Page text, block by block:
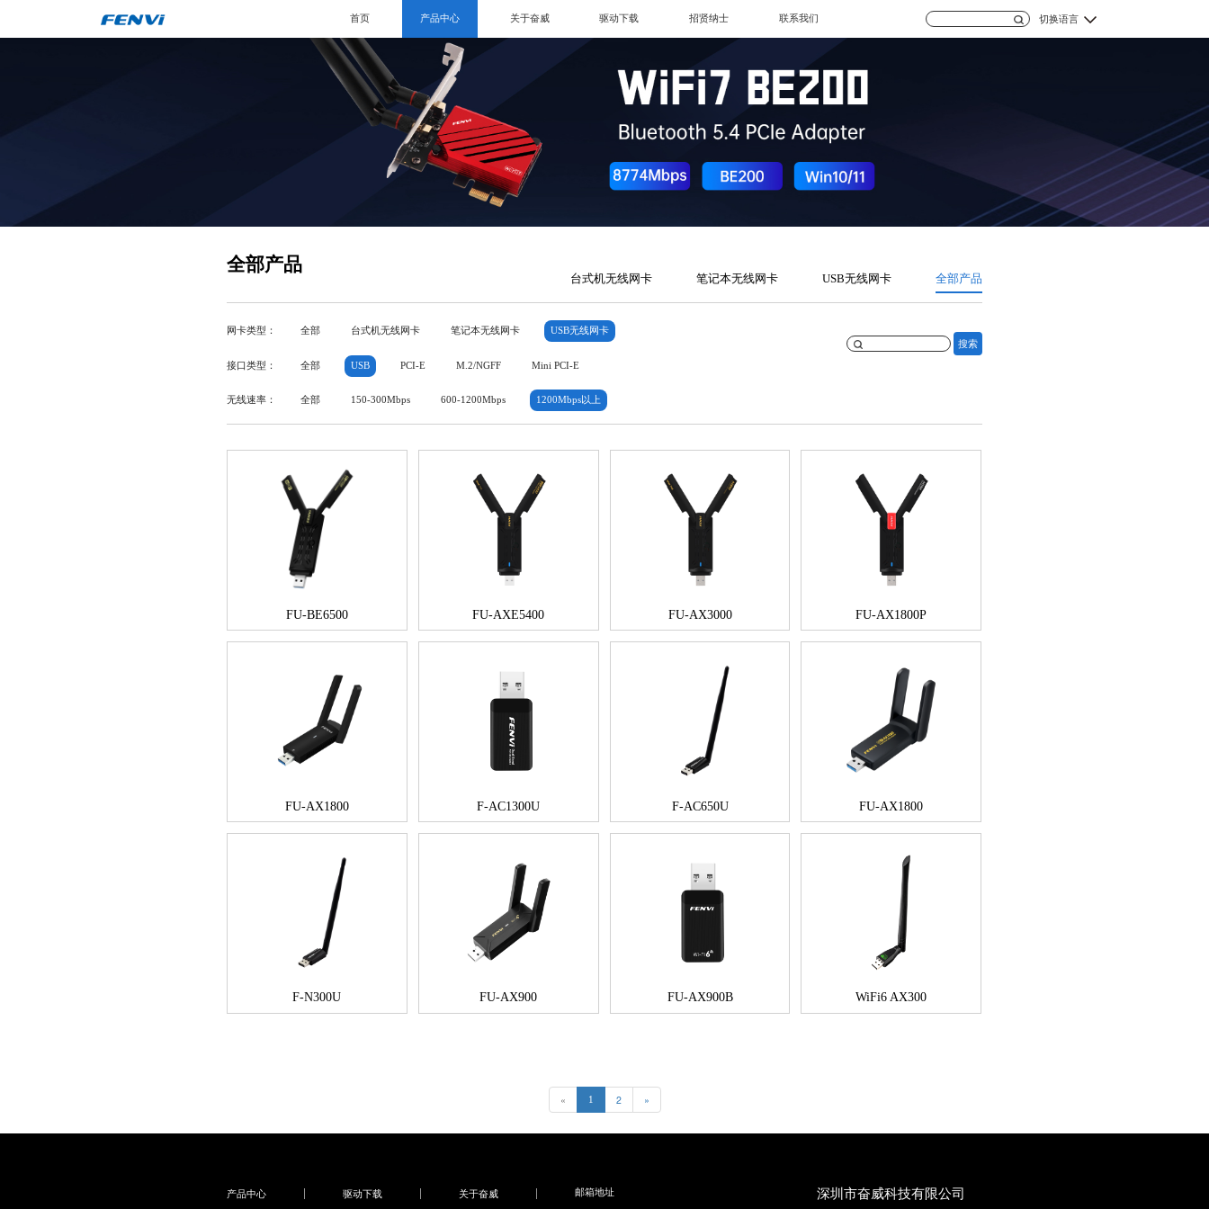
首页 产品中心 关于奋威 驱动下载 招贤纳士 联系我们 切换语言
全部产品
台式机无线网卡 笔记本无线网卡 USB无线网卡 全部产品
网卡类型： 全部 台式机无线网卡 笔记本无线网卡 USB无线网卡
搜索
接口类型： 全部 USB PCI-E M.2/NGFF Mini PCI-E
无线速率： 全部 150-300Mbps 600-1200Mbps 1200Mbps以上
FU-BE6500 FU-AXE5400 FU-AX3000 FU-AX1800P
FU-AX1800 F-AC1300U F-AC650U FU-AX1800
F-N300U FU-AX900 FU-AX900B WiFi6 AX300
« 1 2 »
产品中心 驱动下载 关于奋威 邮箱地址 深圳市奋威科技有限公司